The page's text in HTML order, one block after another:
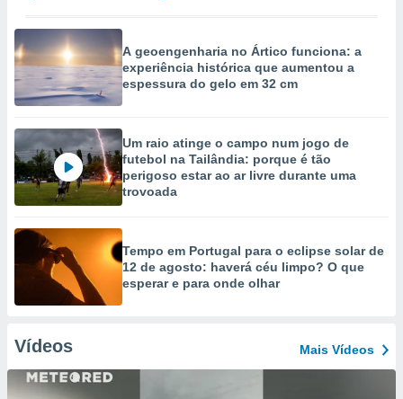
A geoengenharia no Ártico funciona: a
experiência histórica que aumentou a
espessura do gelo em 32 cm
Um raio atinge o campo num jogo de
futebol na Tailândia: porque é tão
perigoso estar ao ar livre durante uma
trovoada
Tempo em Portugal para o eclipse solar de
12 de agosto: haverá céu limpo? O que
esperar e para onde olhar
Vídeos Mais Vídeos